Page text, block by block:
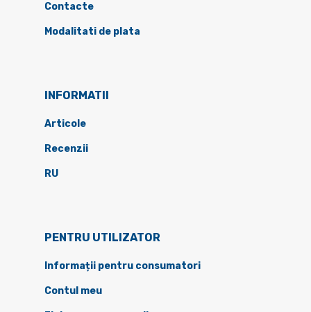
Contacte
Modalitati de plata
INFORMATII
Articole
Recenzii
RU
PENTRU UTILIZATOR
Informații pentru consumatori
Contul meu